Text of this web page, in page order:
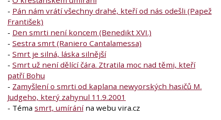
- Pán nám vrátí všechny drahé, kteří od nás odešli (Papež
František)
- Den smrti není koncem (Benedikt XVI.)
- Sestra smrt (Raniero Cantalamessa)
- Smrt je silná, láska silnější
- Smrt už není dělící čára. Ztratila moc nad těmi, kteří
patří Bohu
- Zamyšlení o smrti od kaplana newyorských hasičů M.
Judgeho, který zahynul 11.9.2001
- Téma smrt, umíránína webu vira.cz